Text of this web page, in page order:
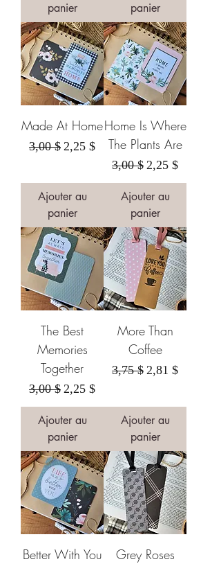
panier
panier
Made At Home
Prix original
3,00 $ Prix promotionnel
2,25 $
Ajouter au
panier
Home Is Where
The Plants Are
Prix original
3,00 $ Prix
2,25 $
Ajouter au
panier
The Best
Memories
Together
Prix original
3,00 $ Prix promotionnel
2,25 $
Ajouter au
panier
More Than
Coffee
Prix original
3,75 $ Prix
2,81 $
Ajouter au
panier
Better With You Grey Roses